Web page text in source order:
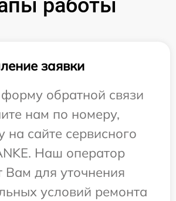
работы
заявки
обратной связи
нам по номеру,
на сайте сервисного
Наш оператор
Вам для уточнения
условий ремонта